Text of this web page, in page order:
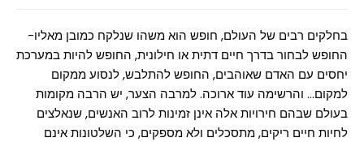
בחלקים רבים של העולם, חופש הוא משהו שנלקח כמובן מאליו-
החופש לבחור בדרך חיים דתית או חילונית, החופש להיות במערכת
יחסים עם האדם שאוהבים, החופש להתלבש, לנסוע ממקום
למקום... והרשימה עוד ארוכה. למרבה הצער, יש הרבה מקומות
בעולם שבהם חירויות אלה אינן זמינות לרוב האנשים, שנאלצים
לחיות חיים ריקים, מתסכלים ולא מספקים, כי השלטונות אינם